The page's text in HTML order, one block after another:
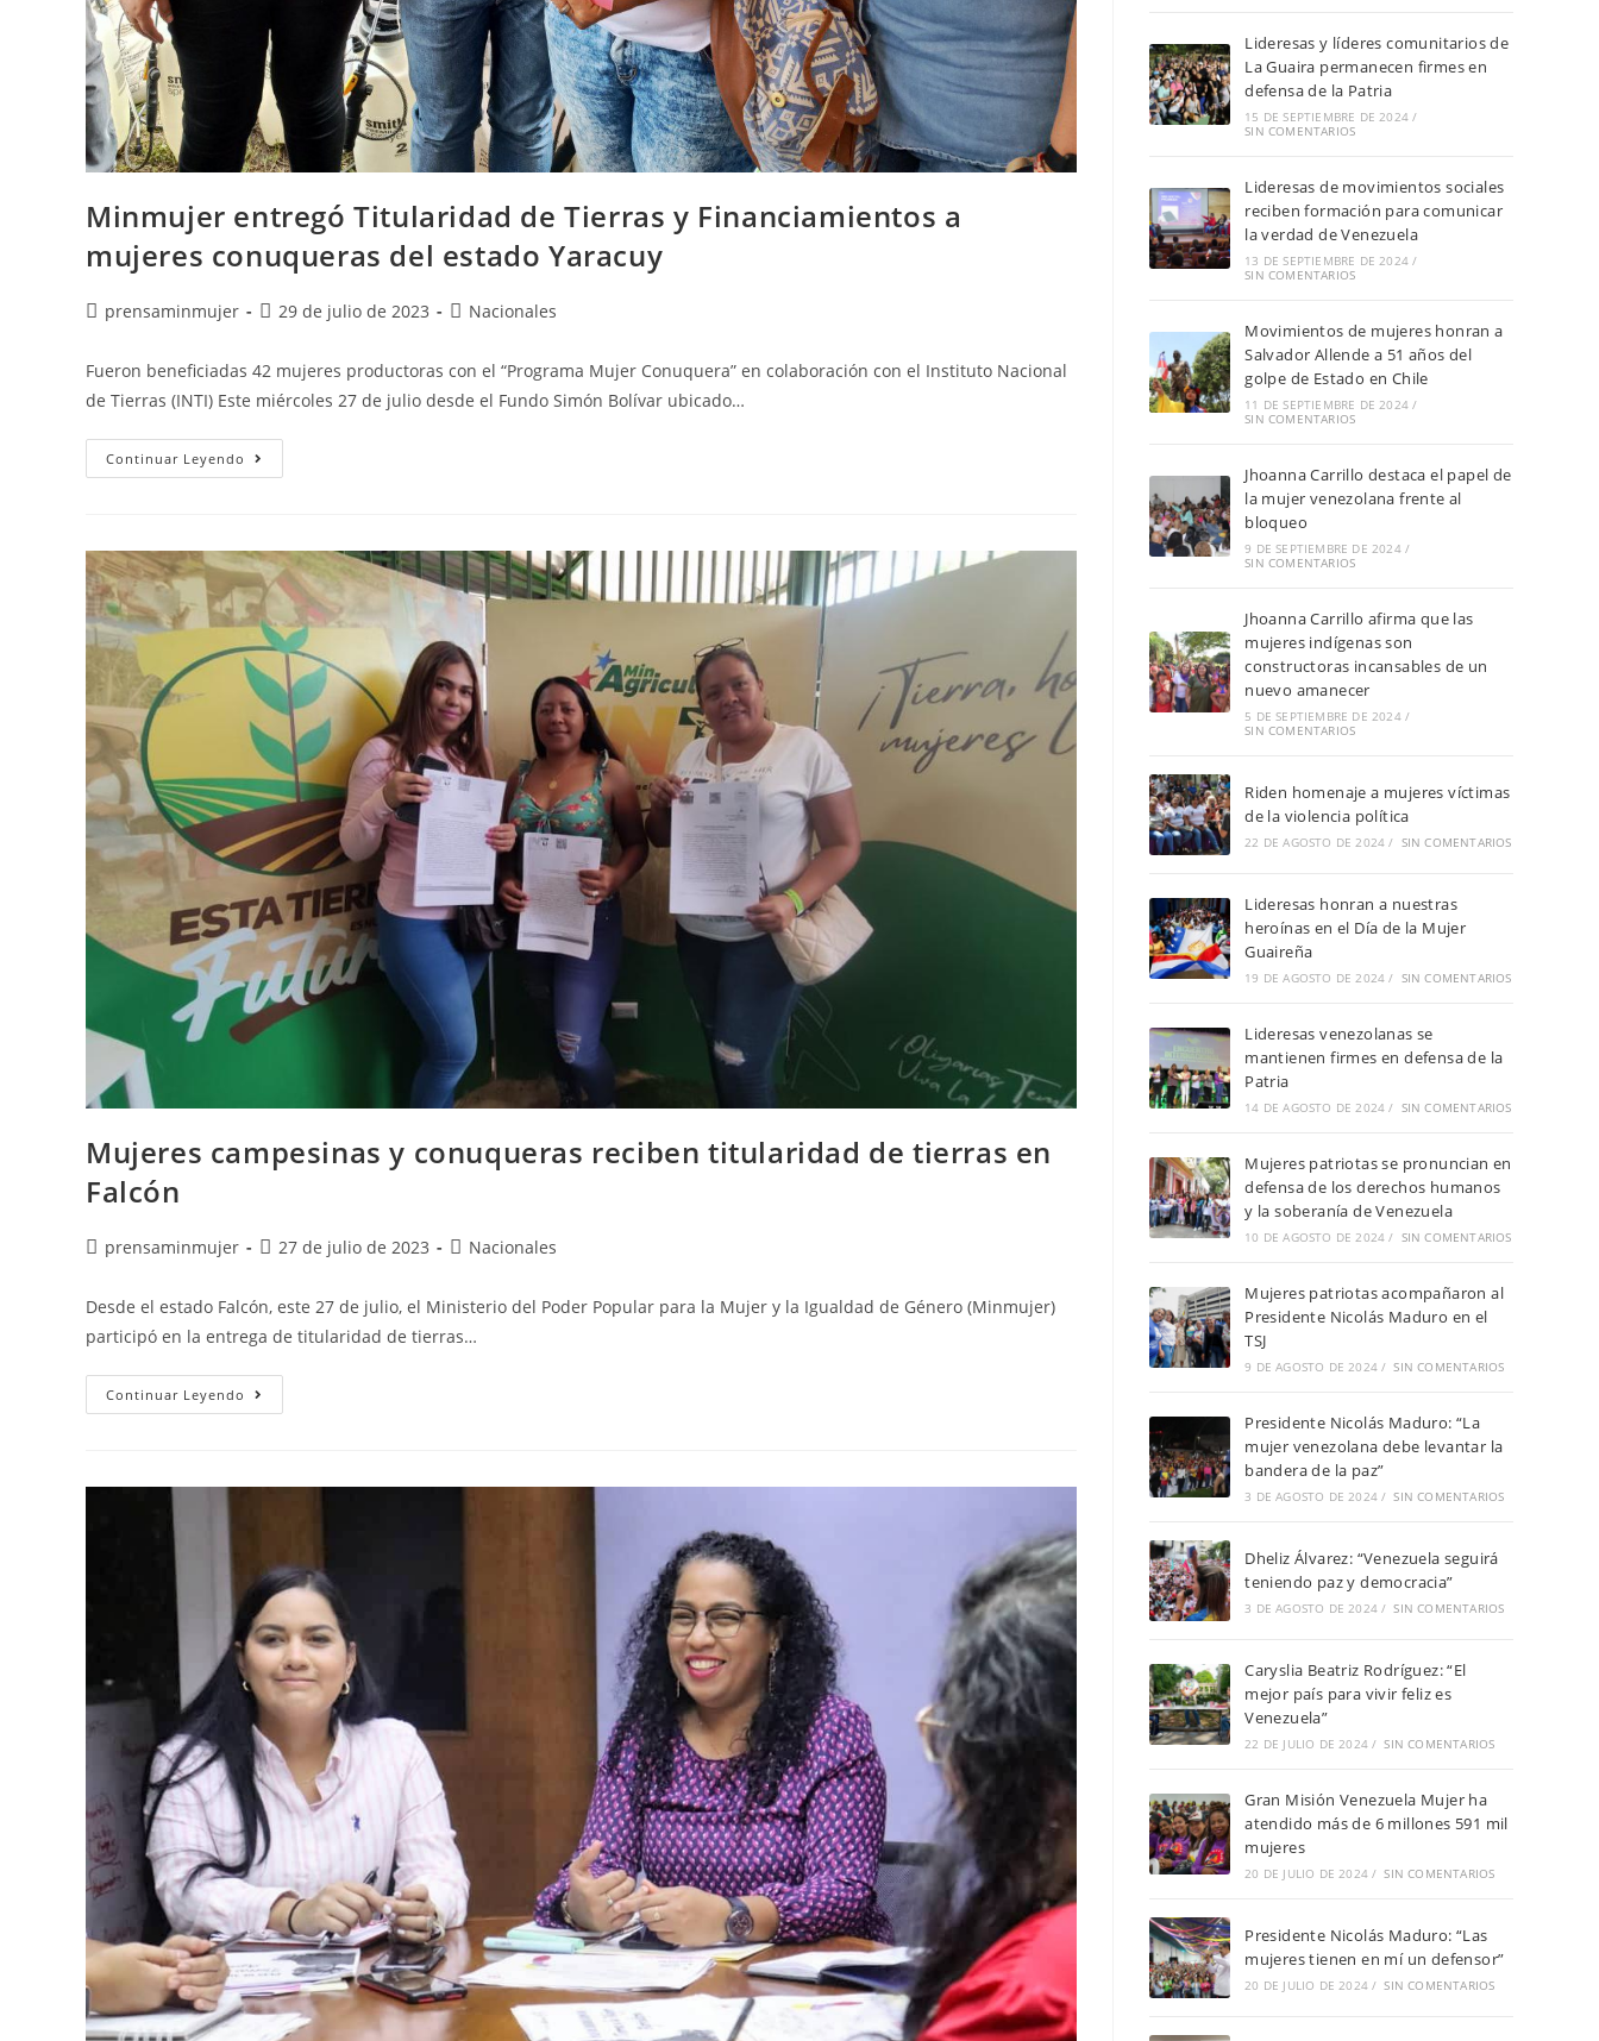
Minmujer entregó Titularidad de Tierras y Financiamientos a
mujeres conuqueras del estado Yaracuy
prensaminmujer 29 de julio de 2023 Nacionales
Fueron beneficiadas 42 mujeres productoras con el “Programa Mujer Conuquera” en colaboración con el Instituto Nacional
de Tierras (INTI) Este miércoles 27 de julio desde el Fundo Simón Bolívar ubicado…
Continuar Leyendo
Mujeres campesinas y conuqueras reciben titularidad de tierras en
Falcón
prensaminmujer 27 de julio de 2023 Nacionales
Desde el estado Falcón, este 27 de julio, el Ministerio del Poder Popular para la Mujer y la Igualdad de Género (Minmujer)
participó en la entrega de titularidad de tierras…
Continuar Leyendo
Lideresas y líderes comunitarios de
La Guaira permanecen firmes en
defensa de la Patria
15 DE SEPTIEMBRE DE 2024 /
SIN COMENTARIOS
Lideresas de movimientos sociales
reciben formación para comunicar
la verdad de Venezuela
13 DE SEPTIEMBRE DE 2024 /
SIN COMENTARIOS
Movimientos de mujeres honran a
Salvador Allende a 51 años del
golpe de Estado en Chile
11 DE SEPTIEMBRE DE 2024 /
SIN COMENTARIOS
Jhoanna Carrillo destaca el papel de
la mujer venezolana frente al
bloqueo
9 DE SEPTIEMBRE DE 2024 /
SIN COMENTARIOS
Jhoanna Carrillo afirma que las
mujeres indígenas son
constructoras incansables de un
nuevo amanecer
5 DE SEPTIEMBRE DE 2024 /
SIN COMENTARIOS
Riden homenaje a mujeres víctimas
de la violencia política
22 DE AGOSTO DE 2024 / SIN COMENTARIOS
Lideresas honran a nuestras
heroínas en el Día de la Mujer
Guaireña
19 DE AGOSTO DE 2024 / SIN COMENTARIOS
Lideresas venezolanas se
mantienen firmes en defensa de la
Patria
14 DE AGOSTO DE 2024 / SIN COMENTARIOS
Mujeres patriotas se pronuncian en
defensa de los derechos humanos
y la soberanía de Venezuela
10 DE AGOSTO DE 2024 / SIN COMENTARIOS
Mujeres patriotas acompañaron al
Presidente Nicolás Maduro en el
TSJ
9 DE AGOSTO DE 2024 / SIN COMENTARIOS
Presidente Nicolás Maduro: “La
mujer venezolana debe levantar la
bandera de la paz”
3 DE AGOSTO DE 2024 / SIN COMENTARIOS
Dheliz Álvarez: “Venezuela seguirá
teniendo paz y democracia”
3 DE AGOSTO DE 2024 / SIN COMENTARIOS
Caryslia Beatriz Rodríguez: “El
mejor país para vivir feliz es
Venezuela”
22 DE JULIO DE 2024 / SIN COMENTARIOS
Gran Misión Venezuela Mujer ha
atendido más de 6 millones 591 mil
mujeres
20 DE JULIO DE 2024 / SIN COMENTARIOS
Presidente Nicolás Maduro: “Las
mujeres tienen en mí un defensor”
20 DE JULIO DE 2024 / SIN COMENTARIOS